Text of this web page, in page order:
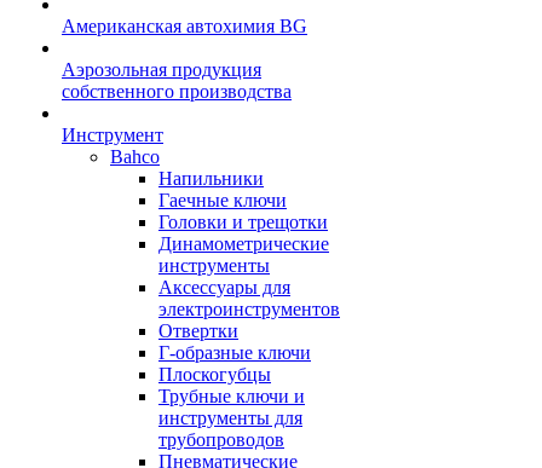
Американская автохимия BG
Аэрозольная продукция
собственного производства
Инструмент
Bahco
Напильники
Гаечные ключи
Головки и трещотки
Динамометрические
инструменты
Аксессуары для
электроинструментов
Отвертки
Г-образные ключи
Плоскогубцы
Трубные ключи и
инструменты для
трубопроводов
Пневматические